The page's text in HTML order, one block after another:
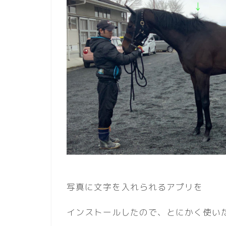
写真に文字を入れられるアプリを
インストールしたので、とにかく使い